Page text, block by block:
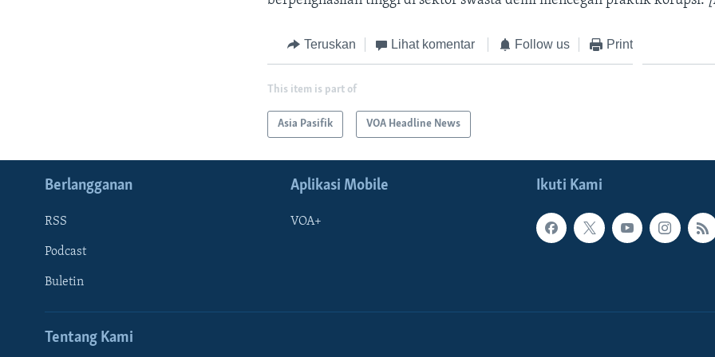
Teruskan Lihat komentar Follow us Print
This item is part of
Asia Pasifik VOA Headline News
Ikuti Kami
Berlangganan
RSS
Podcast
Buletin
Aplikasi Mobile
VOA+
Tentang Kami